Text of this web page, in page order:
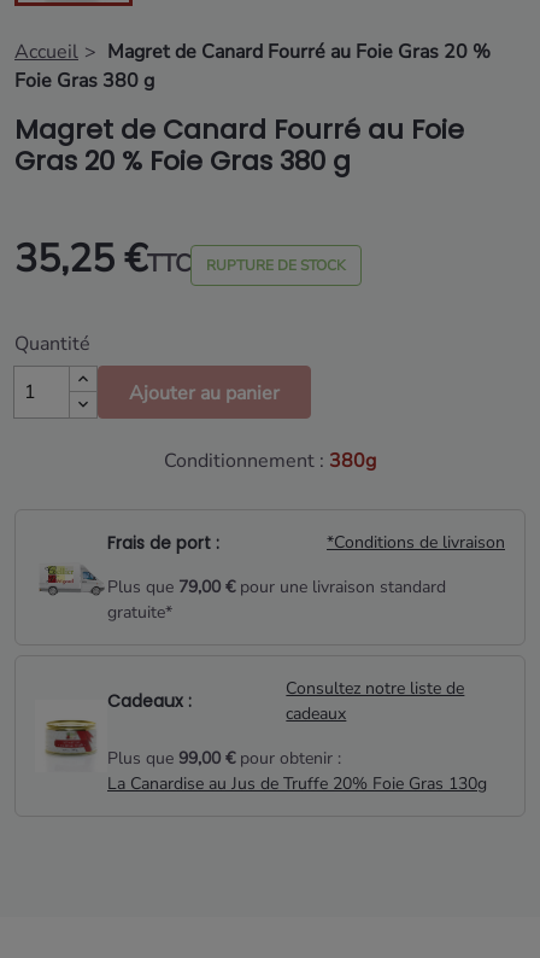
Accueil
Magret de Canard Fourré au Foie Gras 20 %
Foie Gras 380 g
Magret de Canard Fourré au Foie
Gras 20 % Foie Gras 380 g
35,25 €TTC RUPTURE DE STOCK
Quantité
Ajouter au panier
Conditionnement : 380g
Frais de port :
*Conditions de livraison
Plus que 79,00 €pour une livraison standard
gratuite*
Cadeaux :
Consultez notre liste de
cadeaux
Plus que 99,00 €pour obtenir :
La Canardise au Jus de Truffe 20% Foie Gras 130g